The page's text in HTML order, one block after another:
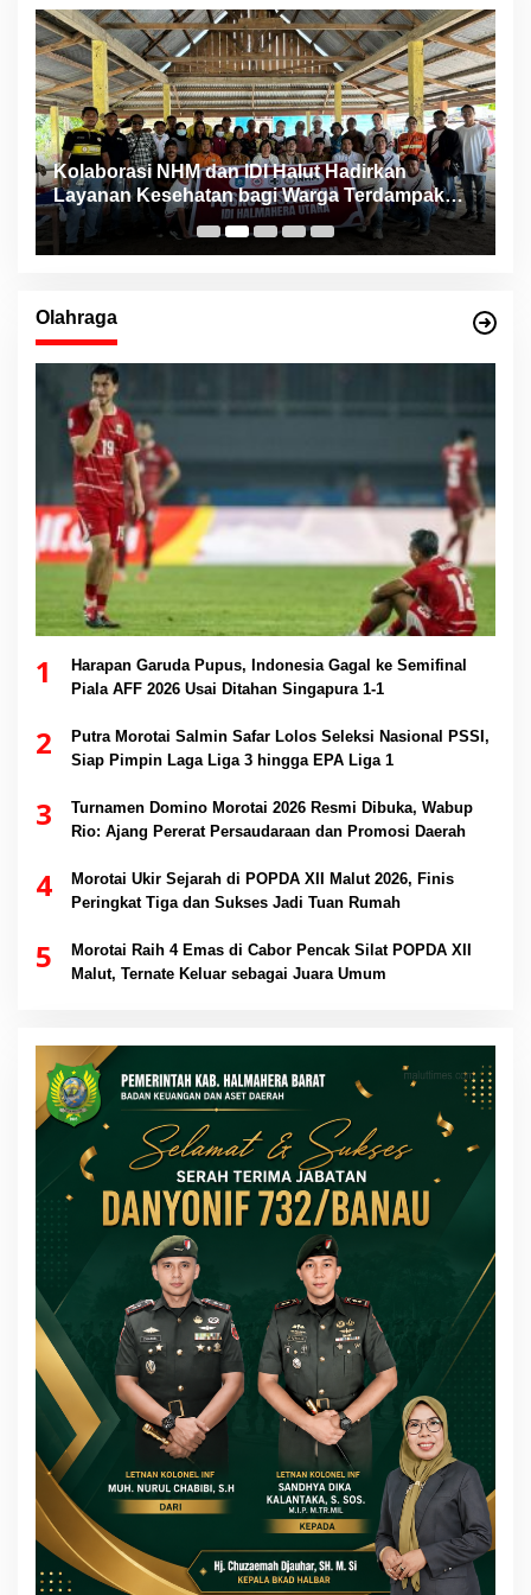
Kolaborasi NHM dan IDI Halut Hadirkan
Layanan Kesehatan bagi Warga Terdampak
Bencana Kao Barat
Olahraga
1
Harapan Garuda Pupus, Indonesia Gagal ke Semifinal
Piala AFF 2026 Usai Ditahan Singapura 1-1
2
Putra Morotai Salmin Safar Lolos Seleksi Nasional PSSI,
Siap Pimpin Laga Liga 3 hingga EPA Liga 1
3
Turnamen Domino Morotai 2026 Resmi Dibuka, Wabup
Rio: Ajang Pererat Persaudaraan dan Promosi Daerah
4
Morotai Ukir Sejarah di POPDA XII Malut 2026, Finis
Peringkat Tiga dan Sukses Jadi Tuan Rumah
5
Morotai Raih 4 Emas di Cabor Pencak Silat POPDA XII
Malut, Ternate Keluar sebagai Juara Umum